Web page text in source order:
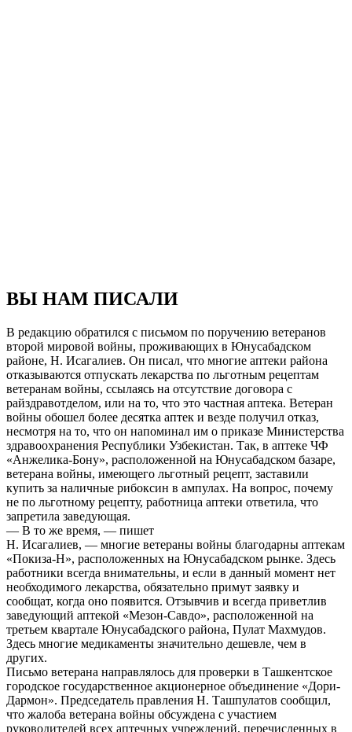
ВЫ НАМ ПИСАЛИ
В редакцию обратился с письмом по поручению ветеранов
второй мировой войны, проживающих в Юнусабадском
районе, Н. Исагалиев. Он писал, что многие аптеки района
отказываются отпускать лекарства по льготным рецептам
ветеранам войны, ссылаясь на отсутствие договора с
райздравотделом, или на то, что это частная аптека. Ветеран
войны обошел более десятка аптек и везде получил отказ,
несмотря на то, что он напоминал им о приказе Министерства
здравоохранения Республики Узбекистан. Так, в аптеке ЧФ
«Анжелика-Бону», расположенной на Юнусабадском базаре,
ветерана войны, имеющего льготный рецепт, заставили
купить за наличные рибоксин в ампулах. На вопрос, почему
не по льготному рецепту, работница аптеки ответила, что
запретила заведующая.
— В то же время, — пишет
Н. Исагалиев, — многие ветераны войны благодарны аптекам
«Покиза-Н», расположенных на Юнусабадском рынке. Здесь
работники всегда внимательны, и если в данный момент нет
необходимого лекарства, обязательно примут заявку и
сообщат, когда оно появится. Отзывчив и всегда приветлив
заведующий аптекой «Мезон-Савдо», расположенной на
третьем квартале Юнусабадского района, Пулат Махмудов.
Здесь многие медикаменты значительно дешевле, чем в
других.
Письмо ветерана направлялось для проверки в Ташкентское
городское государственное акционерное объединение «Дори-
Дармон». Председатель правления Н. Ташпулатов сообщил,
что жалоба ветерана войны обсуждена с участием
руководителей всех аптечных учреждений, перечисленных в